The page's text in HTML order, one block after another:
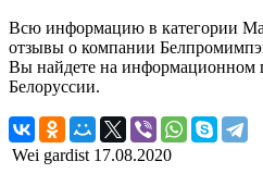
Всю информацию в категории
отзывы о компании
Вы найдете на информационном
Белоруссии.
Wei gardist 17.08.2020